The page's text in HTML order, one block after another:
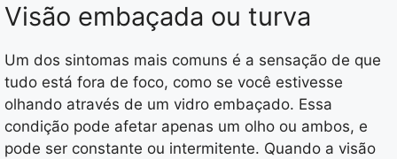
Visão embaçada ou turva
Um dos sintomas mais comuns é a sensação de que
tudo está fora de foco, como se você estivesse
olhando através de um vidro embaçado. Essa
condição pode afetar apenas um olho ou ambos, e
pode ser constante ou intermitente. Quando a visão